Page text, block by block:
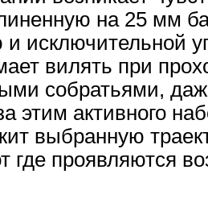
на 25 мм
и исключительной
вилять при
собратьями,
этим активного
выбранную
где проявляются